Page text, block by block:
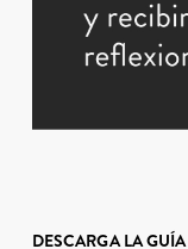
DESCARGA LA GUÍA